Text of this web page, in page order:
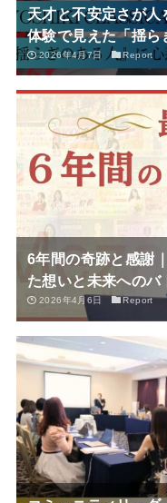
天才と不安定さが
体験で見えた「揺ら
2026年4月7日 Report
6年間の奇跡と感謝
た想いと未来へのバ
2026年4月6日 Report